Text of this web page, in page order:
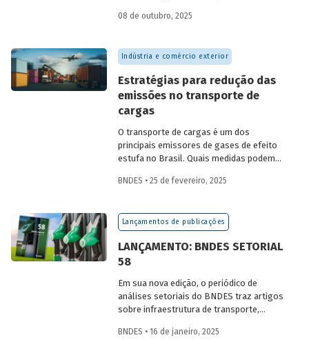
urbanos (RSU) e exportação.
08 de outubro, 2025
Indústria e comércio exterior
Estratégias para redução das
emissões no transporte de
cargas
O transporte de cargas é um dos
principais emissores de gases de efeito
estufa no Brasil. Quais medidas podem
ambiental? Confira as estratégias que
BNDES • 25 de fevereiro, 2025
Lançamentos de publicações
LANÇAMENTO: BNDES SETORIAL
58
Em sua nova edição, o periódico de
análises setoriais do BNDES traz artigos
sobre infraestrutura de transporte,
sustentáveis, mercado de aeronaves,
BNDES • 16 de janeiro, 2025